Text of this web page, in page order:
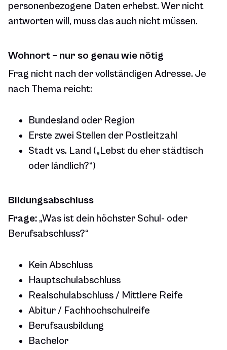
personenbezogene Daten erhebst. Wer nicht
antworten will, muss das auch nicht müssen.
Wohnort – nur so genau wie nötig
Frag nicht nach der vollständigen Adresse. Je
nach Thema reicht:
Bundesland oder Region
Erste zwei Stellen der Postleitzahl
Stadt vs. Land („Lebst du eher städtisch
oder ländlich?“)
Bildungsabschluss
Frage: „Was ist dein höchster Schul- oder
Berufsabschluss?“
Kein Abschluss
Hauptschulabschluss
Realschulabschluss / Mittlere Reife
Abitur / Fachhochschulreife
Berufsausbildung
Bachelor